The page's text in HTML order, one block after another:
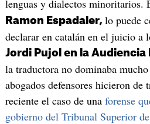
lenguas y dialectos minoritarios.
Ramon Espadaler, lo puede
declarar en catalán en el juicio a
Jordi Pujol en la Audiencia
la traductora no dominaba
abogados defensores hicieron de
reciente el caso de una forense
gobierno del Tribunal Superior